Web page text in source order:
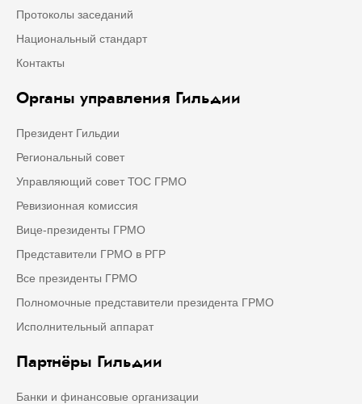
Протоколы заседаний
Национальный стандарт
Контакты
Органы управления Гильдии
Президент Гильдии
Региональный совет
Управляющий совет ТОС ГРМО
Ревизионная комиссия
Вице-президенты ГРМО
Представители ГРМО в РГР
Все президенты ГРМО
Полномочные представители президента ГРМО
Исполнительный аппарат
Партнёры Гильдии
Банки и финансовые организации